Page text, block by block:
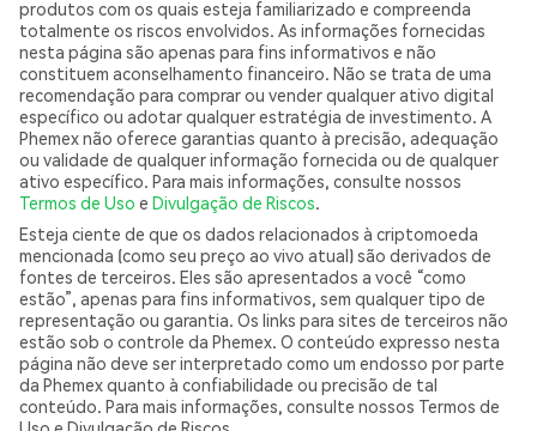
produtos com os quais esteja familiarizado e compreenda
totalmente os riscos envolvidos. As informações fornecidas
nesta página são apenas para fins informativos e não
constituem aconselhamento financeiro. Não se trata de uma
recomendação para comprar ou vender qualquer ativo digital
específico ou adotar qualquer estratégia de investimento. A
Phemex não oferece garantias quanto à precisão, adequação
ou validade de qualquer informação fornecida ou de qualquer
ativo específico. Para mais informações, consulte nossos
Termos de Uso e Divulgação de Riscos.
Esteja ciente de que os dados relacionados à criptomoeda
mencionada (como seu preço ao vivo atual) são derivados de
fontes de terceiros. Eles são apresentados a você “como
estão”, apenas para fins informativos, sem qualquer tipo de
representação ou garantia. Os links para sites de terceiros não
estão sob o controle da Phemex. O conteúdo expresso nesta
página não deve ser interpretado como um endosso por parte
da Phemex quanto à confiabilidade ou precisão de tal
conteúdo. Para mais informações, consulte nossos Termos de